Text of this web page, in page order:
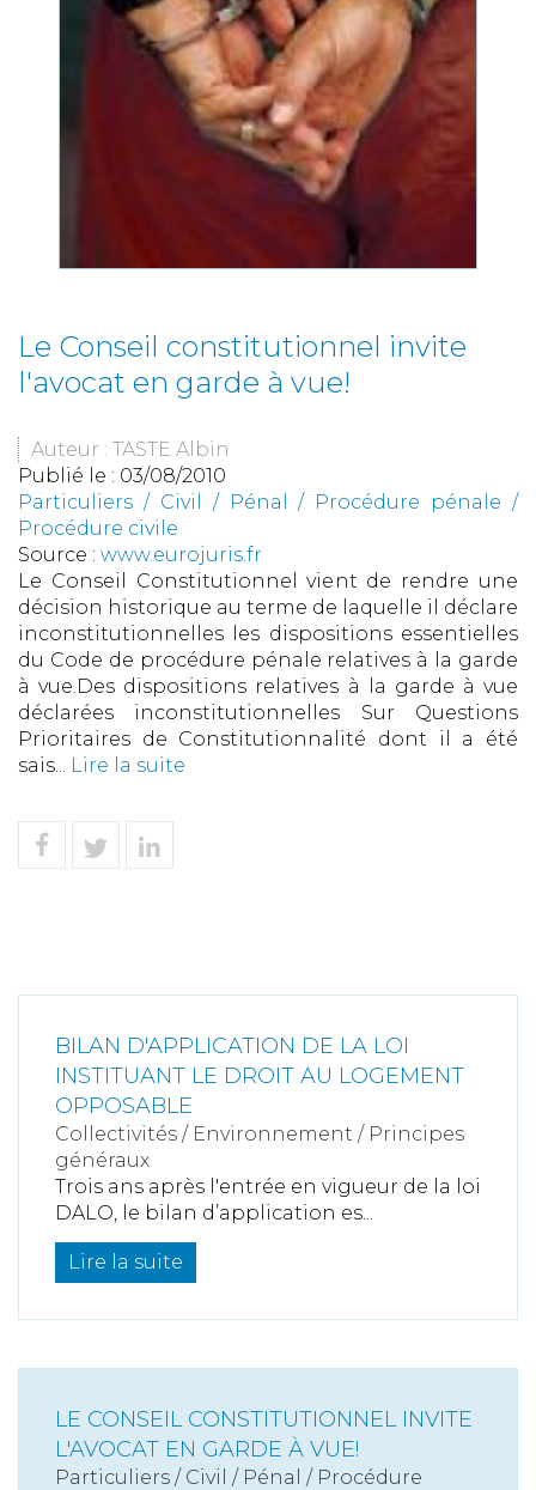
Le Conseil constitutionnel invite
l'avocat en garde à vue!
Auteur : TASTE Albin
Publié le : 03/08/2010
Particuliers / Civil / Pénal / Procédure pénale /
Procédure civile
Source : www.eurojuris.fr
Le Conseil Constitutionnel vient de rendre une
décision historique au terme de laquelle il déclare
inconstitutionnelles les dispositions essentielles
du Code de procédure pénale relatives à la garde
à vue.Des dispositions relatives à la garde à vue
déclarées inconstitutionnelles Sur Questions
Prioritaires de Constitutionnalité dont il a été
sais... Lire la suite
BILAN D'APPLICATION DE LA LOI
INSTITUANT LE DROIT AU LOGEMENT
OPPOSABLE
Collectivités / Environnement / Principes
généraux
Trois ans après l'entrée en vigueur de la loi
DALO, le bilan d’application es...
Lire la suite
LE CONSEIL CONSTITUTIONNEL INVITE
L'AVOCAT EN GARDE À VUE!
Particuliers / Civil / Pénal / Procédure